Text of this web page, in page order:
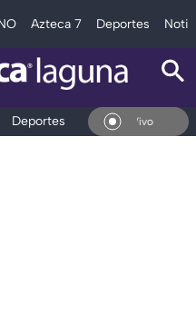
Azteca 7 Deportes
Deportes Entretenimiento
En Vivo